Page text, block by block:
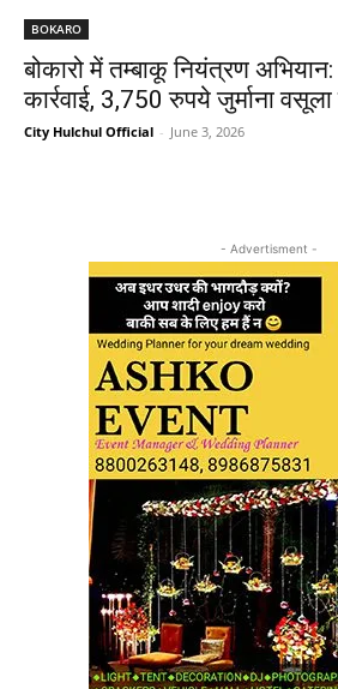
BOKARO
बोकारो में तम्बाकू नियंत्रण
कार्रवाई, 3,750 रुपये जुर्माना वसूला
City Hulchul Official - June 3, 2026
- Advertisment -